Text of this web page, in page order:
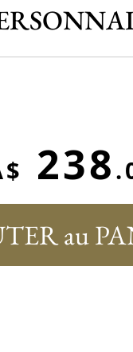
238
au